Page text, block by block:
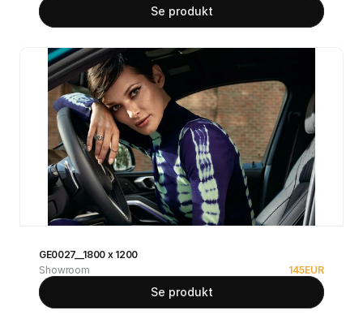
Se produkt
GE0027__1800 x 1200
Showroom
145EUR
Se produkt